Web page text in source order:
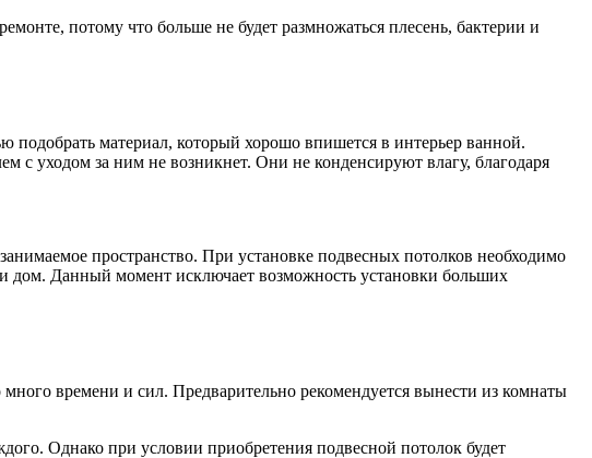
потому что больше не будет размножаться плесень, бактерии и
подобрать материал, который хорошо впишется в интерьер ванной.
с уходом за ним не возникнет. Они не конденсируют влагу, благодаря
пространство. При установке подвесных потолков необходимо
дом. Данный момент исключает возможность установки больших
времени и сил. Предварительно рекомендуется вынести из комнаты
Однако при условии приобретения подвесной потолок будет